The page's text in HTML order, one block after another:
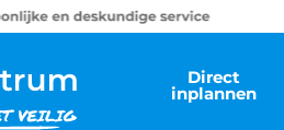
Direct
inplannen